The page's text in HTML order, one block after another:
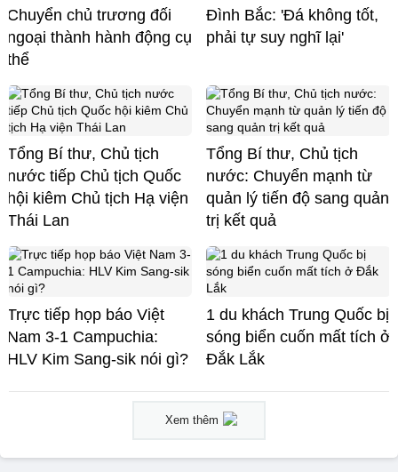
Chuyển chủ trương đối
ngoại thành hành động cụ
thể
Đình Bắc: 'Đá không tốt,
phải tự suy nghĩ lại'
Tổng Bí thư, Chủ tịch
nước tiếp Chủ tịch Quốc
hội kiêm Chủ tịch Hạ viện
Thái Lan
Tổng Bí thư, Chủ tịch
nước: Chuyển mạnh từ
quản lý tiến độ sang quản
trị kết quả
Trực tiếp họp báo Việt
Nam 3-1 Campuchia:
HLV Kim Sang-sik nói gì?
1 du khách Trung Quốc bị
sóng biển cuốn mất tích ở
Đắk Lắk
Xem thêm